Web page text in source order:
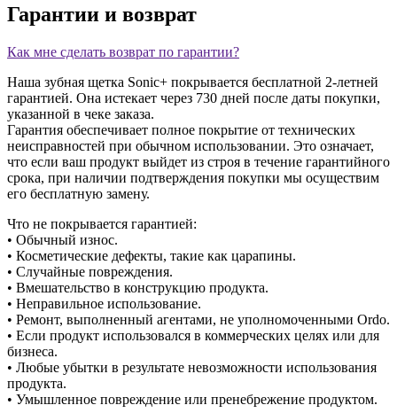
Гарантии и возврат
Как мне сделать возврат по гарантии?
Наша зубная щетка Sonic+ покрывается бесплатной 2-летней
гарантией. Она истекает через 730 дней после даты покупки,
указанной в чеке заказа.
Гарантия обеспечивает полное покрытие от технических
неисправностей при обычном использовании. Это означает,
что если ваш продукт выйдет из строя в течение гарантийного
срока, при наличии подтверждения покупки мы осуществим
его бесплатную замену.
Что не покрывается гарантией:
• Обычный износ.
• Косметические дефекты, такие как царапины.
• Случайные повреждения.
• Вмешательство в конструкцию продукта.
• Неправильное использование.
• Ремонт, выполненный агентами, не уполномоченными Ordo.
• Если продукт использовался в коммерческих целях или для
бизнеса.
• Любые убытки в результате невозможности использования
продукта.
• Умышленное повреждение или пренебрежение продуктом.